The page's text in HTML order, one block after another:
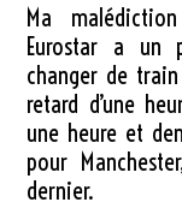
Ma
Eurostar a un
changer de
retard d’une
une heure et
pour
dernier.